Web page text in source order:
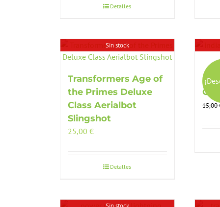
era:
es:
Detalles
Sin stock
Transformers Age of
the Primes Deluxe
Class Aerialbot
Slingshot
25,00 €
Detalles
15,00